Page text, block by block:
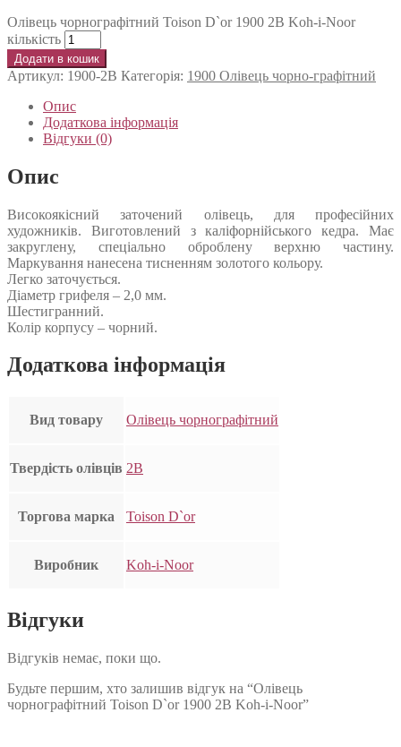
Олівець чорнографітний Toison D`or 1900 2B Koh-i-Noor
кількість
Додати в кошик
Артикул: 1900-2B Категорія: 1900 Олівець чорно-графітний
Опис
Додаткова інформація
Відгуки (0)
Опис
Високоякісний заточений олівець, для професійних
художників. Виготовлений з каліфорнійського кедра. Має
закруглену, спеціально оброблену верхню частину.
Маркування нанесена тисненням золотого кольору.
Легко заточується.
Діаметр грифеля – 2,0 мм.
Шестигранний.
Колір корпусу – чорний.
Додаткова інформація
Вид товару Олівець чорнографітний
Твердість олівців 2B
Торгова марка Toison D`or
Виробник Koh-i-Noor
Відгуки
Відгуків немає, поки що.
Будьте першим, хто залишив відгук на “Олівець
чорнографітний Toison D`or 1900 2B Koh-i-Noor”